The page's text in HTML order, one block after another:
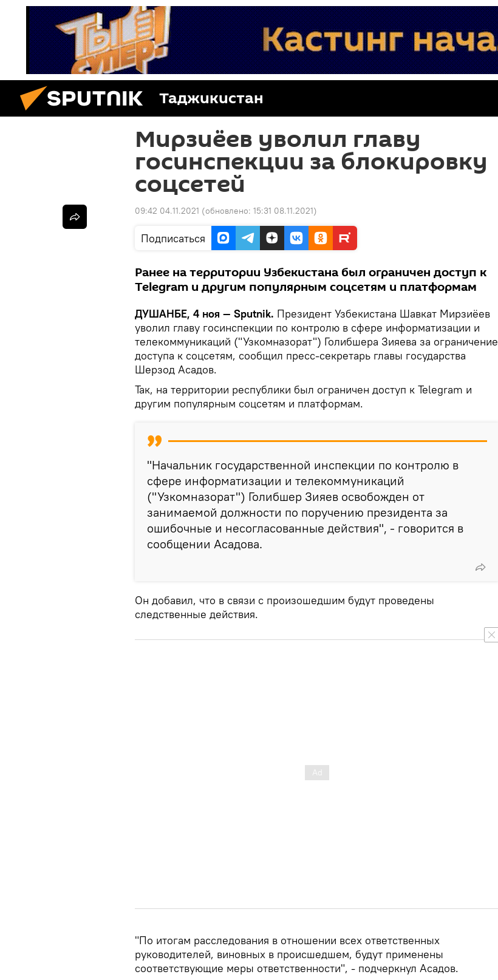
Таджикистан
Мирзиёев уволил главу
госинспекции за блокировку
соцсетей
09:42 04.11.2021 (обновлено: 15:31 08.11.2021)
Подписаться
Ранее на территории Узбекистана был ограничен доступ к
Telegram и другим популярным соцсетям и платформам
ДУШАНБЕ, 4 ноя — Sputnik. Президент Узбекистана Шавкат Мирзиёев
уволил главу госинспекции по контролю в сфере информатизации и
телекоммуникаций ("Узкомназорат") Голибшера Зияева за ограничение
доступа к соцсетям, сообщил пресс-секретарь главы государства
Шерзод Асадов.
Так, на территории республики был ограничен доступ к Telegram и
другим популярным соцсетям и платформам.
"Начальник государственной инспекции по контролю в
сфере информатизации и телекоммуникаций
("Узкомназорат") Голибшер Зияев освобожден от
занимаемой должности по поручению президента за
ошибочные и несогласованные действия", - говорится в
сообщении Асадова.
Он добавил, что в связи с произошедшим будут проведены
следственные действия.
"По итогам расследования в отношении всех ответственных
руководителей, виновных в происшедшем, будут применены
соответствующие меры ответственности", - подчеркнул Асадов.